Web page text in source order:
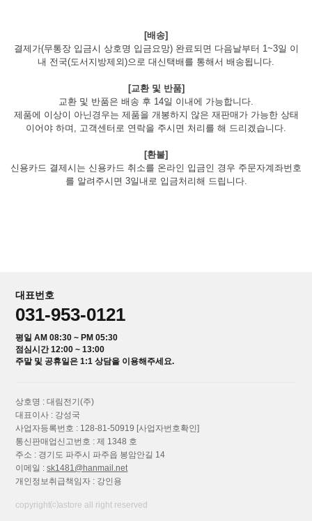
[배송]
결제가(무통장 입금시 상호명 입금요망) 완료되면 다음날부터 1~3일 이
내 전국(도서지방제외)으로 대신택배를 통해서 배송됩니다.
[교환 및 반품]
교환 및 반품은 배송 후 14일 이내에 가능합니다.
제품에 이상이 아닌경우는 제품을 개봉하지 않은 재판매가 가능한 상태
이어야 하며, 고객센터로 연락을 주시면 처리를 해 드리겠습니다.
[환불]
신용카드 결제시는 신용카드 취소를 온라인 입금인 경우 주문자계좌번호
를 알려주시면 3일내로 입금처리해 드립니다.
대표번호
031-953-0121
평일 AM 08:30 ~ PM 05:30
점심시간 12:00 ~ 13:00
주말 및 공휴일은 1:1 상담을 이용해주세요.
상호명 : 대림전기(주)
대표이사 : 강성국
사업자등록번호 : 128-81-50919 [사업자번호확인]
통신판매업신고번호 : 제 1348 호
주소 : 경기도 파주시 파주읍 봉암안길 14
이메일 :sk1481@hanmail.net
개인정보취급책임자 : 강인용
copyright⒞astore all right reserved